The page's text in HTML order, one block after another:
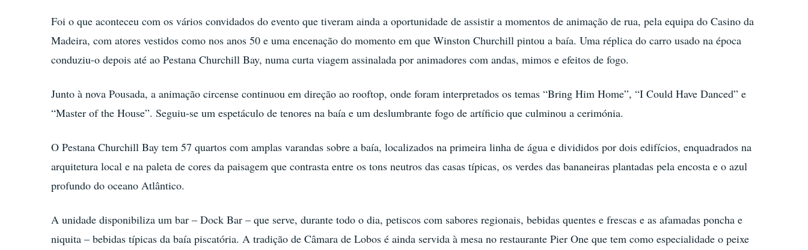
Foi o que aconteceu com os vários convidados do evento que tiveram ainda a oportunidade de assistir a momentos de animação de rua, pela equipa do Casino da
Madeira, com atores vestidos como nos anos 50 e uma encenação do momento em que Winston Churchill pintou a baía. Uma réplica do carro usado na época
conduziu-o depois até ao Pestana Churchill Bay, numa curta viagem assinalada por animadores com andas, mimos e efeitos de fogo.
Junto à nova Pousada, a animação circense continuou em direção ao rooftop, onde foram interpretados os temas “Bring Him Home”, “I Could Have Danced” e
“Master of the House”. Seguiu-se um espetáculo de tenores na baía e um deslumbrante fogo de artíficio que culminou a cerimónia.
O Pestana Churchill Bay tem 57 quartos com amplas varandas sobre a baía, localizados na primeira linha de água e divididos por dois edifícios, enquadrados na
arquitetura local e na paleta de cores da paisagem que contrasta entre os tons neutros das casas típicas, os verdes das bananeiras plantadas pela encosta e o azul
profundo do oceano Atlântico.
A unidade disponibiliza um bar – Dock Bar – que serve, durante todo o dia, petiscos com sabores regionais, bebidas quentes e frescas e as afamadas poncha e
niquita – bebidas típicas da baía piscatória. A tradição de Câmara de Lobos é ainda servida à mesa no restaurante Pier One que tem como especialidade o peixe